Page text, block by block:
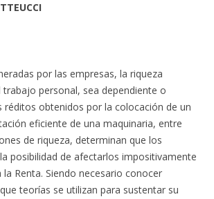
por las empresas, la riqueza
personal, sea dependiente o
réditos obtenidos por la colocación de un
eficiente de una maquinaria, entre
de riqueza, determinan que los
posibilidad de afectarlos impositivamente
Renta. Siendo necesario conocer
teorías se utilizan para sustentar su